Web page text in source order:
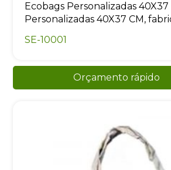
Ecobags Personalizadas
Personalizadas 40X37 CM,
SE-10001
Orçamento rápido